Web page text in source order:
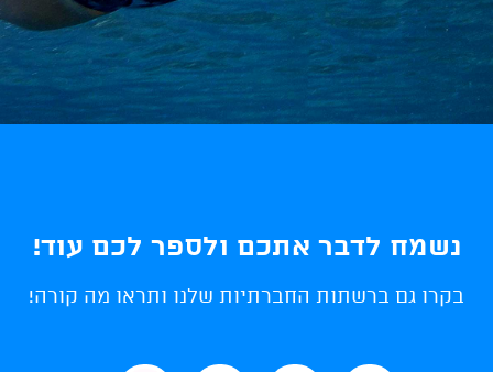
נשמח לדבר אתכם ולספר לכם עוד!
בקרו גם ברשתות החברתיות שלנו ותראו מה קורה!